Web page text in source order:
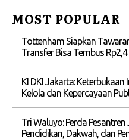
MOST POPULAR
Tottenham Siapkan
Transfer Bisa Tembus
KI DKI Jakarta:
Kelola dan Kepercayaan
Tri Waluyo: Perda
Pendidikan, Dakwah, dan